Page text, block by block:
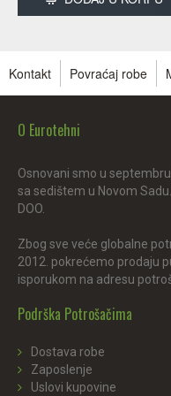
Kontakt Povraćaj robe
O Eurotehni
Osnovani smo u
sa sedištem u Novom
DOO.
Zbog sve veće globalne
2012. pokrećemo prodaju
isporukom na adresu
Podrška Potrošačima
Dostava robe
Zaposlenje
Uslovi kupovine